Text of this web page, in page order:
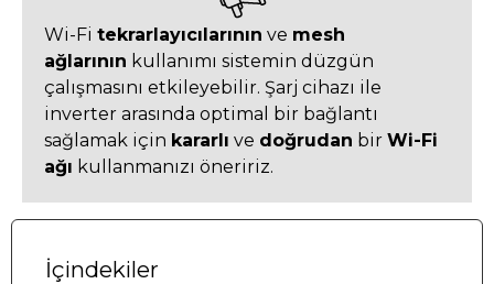
Wi-Fi tekrarlayıcılarının ve mesh
ağlarının kullanımı sistemin düzgün
çalışmasını etkileyebilir. Şarj cihazı ile
inverter arasında optimal bir bağlantı
sağlamak için kararlı ve doğrudan bir Wi-Fi
ağı kullanmanızı öneririz.
İçindekiler